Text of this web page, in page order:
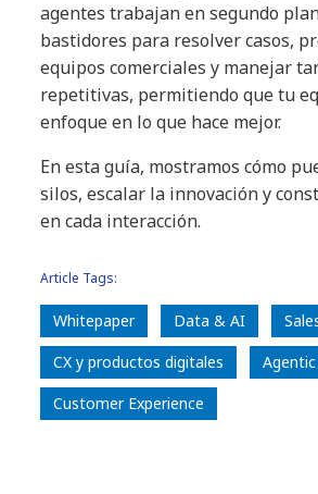
agentes trabajan en segundo
bastidores para resolver casos,
equipos comerciales y manejar
repetitivas, permitiendo que tu
enfoque en lo que hace mejor.
En esta guía, mostramos cómo
silos, escalar la innovación y
en cada interacción.
Article Tags:
Whitepaper Data & AI
CX y productos digitales
Customer Experience